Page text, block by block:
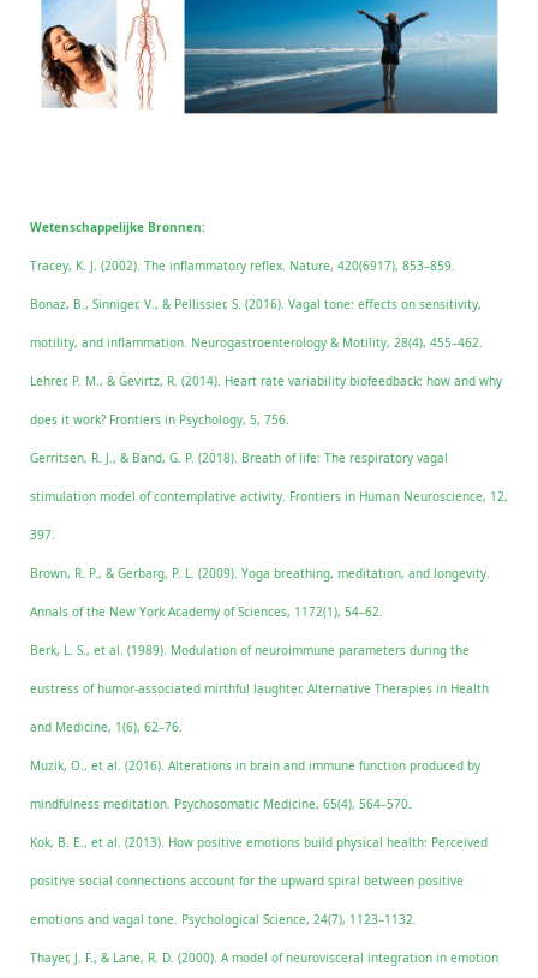
Wetenschappelijke Bronnen:
Tracey, K. J. (2002). The inflammatory reflex. Nature, 420(6917), 853–859.
Bonaz, B., Sinniger, V., & Pellissier, S. (2016). Vagal tone: effects on sensitivity,
motility, and inflammation. Neurogastroenterology & Motility, 28(4), 455–462.
Lehrer, P. M., & Gevirtz, R. (2014). Heart rate variability biofeedback: how and why
does it work? Frontiers in Psychology, 5, 756.
Gerritsen, R. J., & Band, G. P. (2018). Breath of life: The respiratory vagal
stimulation model of contemplative activity. Frontiers in Human Neuroscience, 12,
397.
Brown, R. P., & Gerbarg, P. L. (2009). Yoga breathing, meditation, and longevity.
Annals of the New York Academy of Sciences, 1172(1), 54–62.
Berk, L. S., et al. (1989). Modulation of neuroimmune parameters during the
eustress of humor-associated mirthful laughter. Alternative Therapies in Health
and Medicine, 1(6), 62–76.
Muzik, O., et al. (2016). Alterations in brain and immune function produced by
mindfulness meditation. Psychosomatic Medicine, 65(4), 564–570.
Kok, B. E., et al. (2013). How positive emotions build physical health: Perceived
positive social connections account for the upward spiral between positive
emotions and vagal tone. Psychological Science, 24(7), 1123–1132.
Thayer, J. F., & Lane, R. D. (2000). A model of neurovisceral integration in emotion